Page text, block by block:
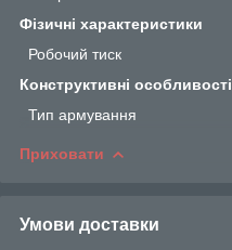
Фізичні характеристики
Робочий тиск
Конструктивні особливості
Тип армування
Приховати
Умови доставки